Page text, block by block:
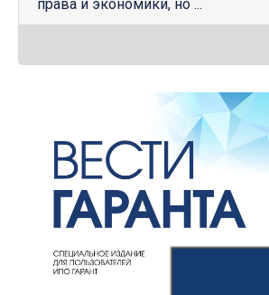
права и экономики, но ...